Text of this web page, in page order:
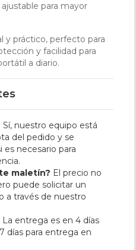
para mayor
y práctico, perfecto para
y facilidad para
a diario.
Sí, nuestro equipo está
del pedido y se
necesario para
maletín? El precio no
puede solicitar un
a través de nuestro
La entrega es en 4 días
días para entrega en